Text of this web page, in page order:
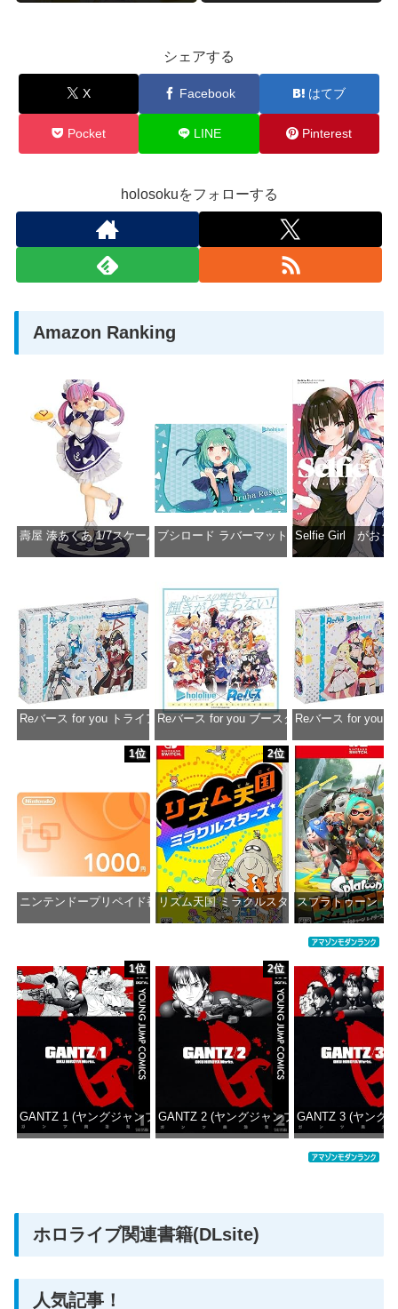
シェアする
X Facebook はてブ
Pocket LINE Pinterest
holosokuをフォローする
Amazon Ranking
壽屋 湊あくあ 1/7スケール PVC製 塗装済み完成品フィギュア PP942
ブシロード ラバーマットコレクション
Selfie Girl がおう
Reバース for you トライアルデッキ ホロライブプロダクション ver.ホロ
価格：¥1,650
Reバース for you ブースターパック ホロライ
価格：¥2,980
Reバース for you
価格：
1位
ニンテンドープリペイド番号 1000円|オンラインコード版
2位
リズム天国 ミラクルスターズ -Switch
スプラトゥーン レ
1位
GANTZ 1 (ヤングジャンプコミックスDIGITAL)
2位
GANTZ 2 (ヤングジャンプコミックス
GANTZ 3 (ヤング
ホロライブ関連書籍(DLsite)
人気記事！